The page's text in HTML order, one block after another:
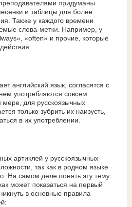
придуманы
и таблицы для более
Также у каждого времени
слова-метки. Например, у
«often» и прочие, которые
английский язык, согласятся с
употребляются совсем
мере, для русскоязычных
только зубрить их наизусть,
в их употреблении.
артиклей у русскоязычных
так как в родном языке
На самом деле понять эту тему
может показаться на первый
в основные правила